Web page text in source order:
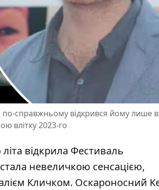
по-справжньому відкрився йому лише
влітку 2023-го
відкрила Фестиваль
невеличкою сенсацією,
Кличком. Оскароносний